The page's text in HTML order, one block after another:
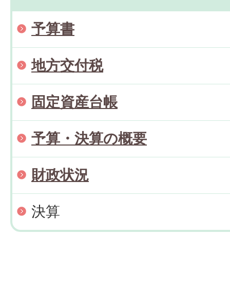
予算書
地方交付税
固定資産台帳
予算・決算の概要
財政状況
決算